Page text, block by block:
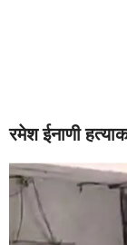
रमेश ईनाणी